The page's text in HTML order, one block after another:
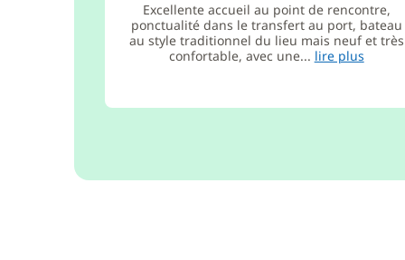
Excellente accueil au point de rencontre,
ponctualité dans le transfert au port, bateau
au style traditionnel du lieu mais neuf et très
confortable, avec une... lire plus